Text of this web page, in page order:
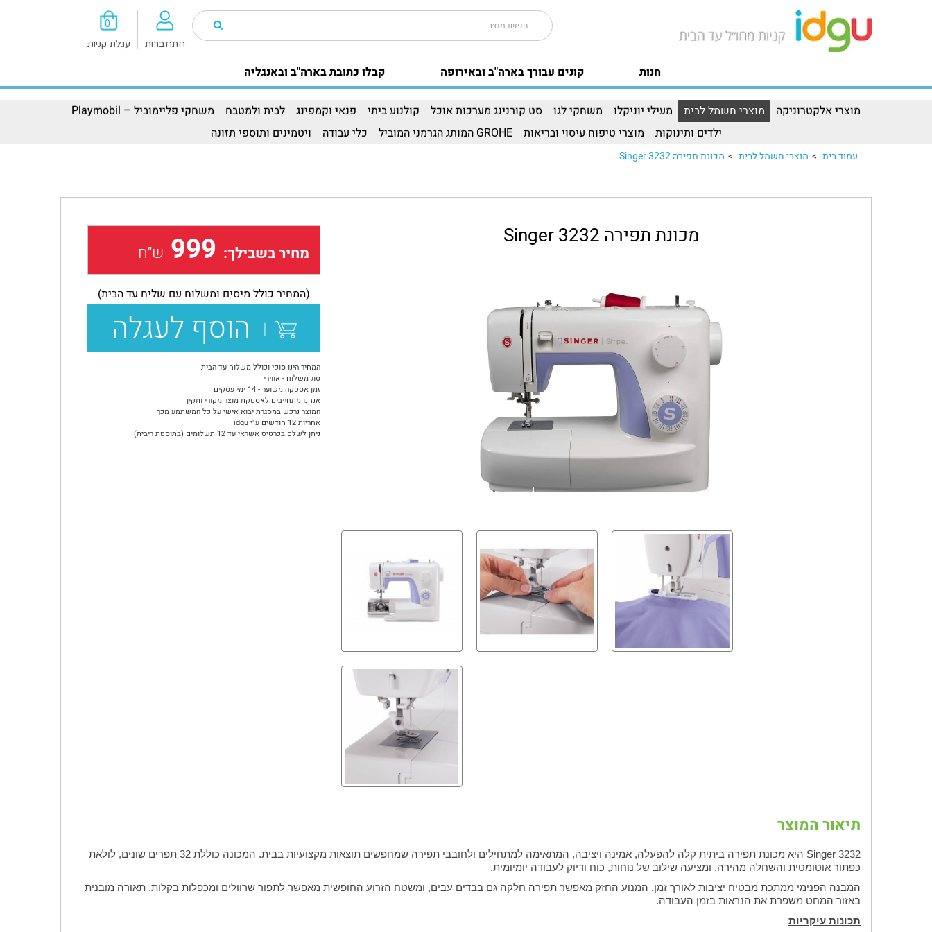
0
עגלת קניות התחברות
קבלו כתובת בארה"ב ובאנגליה קונים עבורך בארה"ב ובאירופה חנות
מוצרי אלקטרוניקה מוצרי חשמל לבית מעילי יוניקלו משחקי לגו סט קורנינג מערכות אוכל קולנוע ביתי פנאי וקמפינג לבית ולמטבח
משחקי פליימוביל – Playmobil
ילדים ותינוקות
מוצרי טיפוח עיסוי ובריאות GROHE המותג הגרמני המוביל כלי עבודה ויטמינים ותוספי תזונה
עמוד בית > מוצרי חשמל לבית > מכונת תפירה 3232 Singer
מכונת תפירה 3232 Singer
מחיר בשבילך: 999 ש״ח
(המחיר כולל מיסים ומשלוח עם שליח עד הבית)
הוסף לעגלה
המחיר הינו סופי וכולל משלוח עד הבית
סוג משלוח - אווירי
זמן אספקה משוער - 14 ימי עסקים
אנחנו מתחייבים לאספקת מוצר מקורי ותקין
המוצר נרכש במסגרת יבוא אישי על כל המשתמע מכך
אחריות 12 חודשים ע"י idgu
ניתן לשלם בכרטיס אשראי עד 12 תשלומים (בתוספת ריבית)
תיאור המוצר
Singer 3232 היא מכונת תפירה ביתית קלה להפעלה, אמינה ויציבה, המתאימה למתחילים ולחובבי תפירה שמחפשים תוצאות מקצועיות בבית. המכונה כוללת 32 תפרים שונים, לולאת
כפתור אוטומטית והשחלה מהירה, ומציעה שילוב של נוחות, כוח ודיוק לעבודה יומיומית.
המבנה הפנימי ממתכת מבטיח יציבות לאורך זמן, המנוע החזק מאפשר תפירה חלקה גם בבדים עבים, ומשטח הזרוע החופשית מאפשר לתפור שרוולים ומכפלות בקלות. תאורה מובנית
באזור המחט משפרת את הנראות בזמן העבודה.
תכונות עיקריות